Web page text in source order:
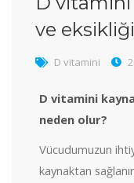
ve
D vitamini
D vitamini
neden olur?
Vücudumuzun
kaynaktan